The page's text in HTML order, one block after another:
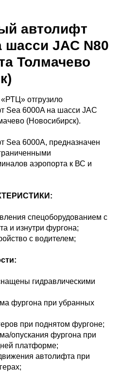
автолифт
шасси JAC N80
Толмачево
отгрузило
Sea 6000A на шасси JAC
(Новосибирск).
Sea 6000A, предназначен
аэропорта к ВС и
спецоборудованием с
и изнутри фургона;
с водителем;
гидравлическими
фургона при убранных
при поднятом фургоне;
опускания фургона при
платформе;
автолифта при